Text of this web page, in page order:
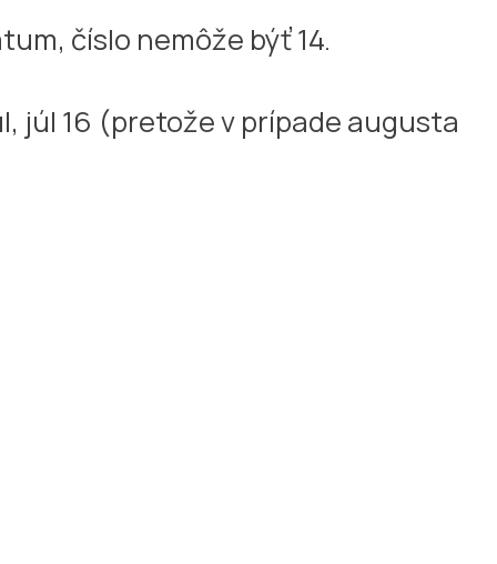
číslo nemôže býť 14.
júl 16 (pretože v prípade augusta